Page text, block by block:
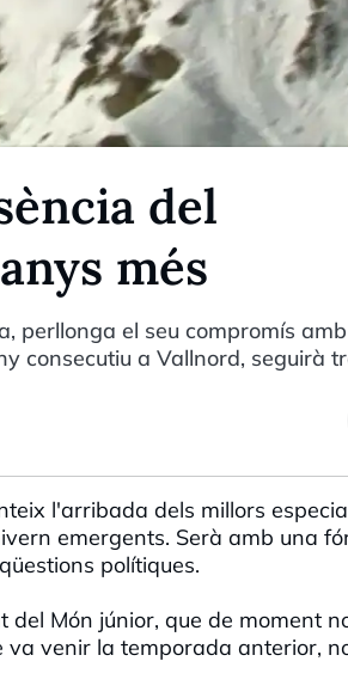
del
més
perllonga el seu compromís
consecutiu a Vallnord, seguirà
l'arribada dels millors
emergents. Serà amb una
polítiques.
Món júnior, que de moment
venir la temporada anterior,